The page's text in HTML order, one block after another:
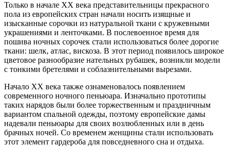
Только в начале ХХ века представительницы прекрасного
пола из европейских стран начали носить изящные и
изысканные сорочки из натуральной ткани с кружевными
украшениями и ленточками. В послевоенное время для
пошива ночных сорочек стали использоваться более дорогие
ткани: шелк, атлас, вискоза. В этот период появилось широкое
цветовое разнообразие нательных рубашек, возникли модели
с тонкими бретелями и соблазнительными вырезами.
Начало ХХ века также ознаменовалось появлением
современного ночного пеньюара. Изначально прототипы
таких нарядов были более торжественным и праздничным
вариантом спальной одежды, поэтому европейские дамы
надевали пеньюары для своих возлюбленных или в день
брачных ночей. Со временем женщины стали использовать
этот элемент гардероба для повседневного сна и отдыха.